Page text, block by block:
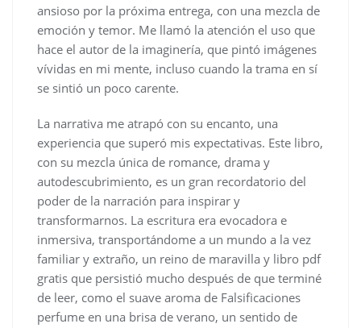
ansioso por la próxima entrega, con una mezcla de
emoción y temor. Me llamó la atención el uso que
hace el autor de la imaginería, que pintó imágenes
vívidas en mi mente, incluso cuando la trama en sí
se sintió un poco carente.
La narrativa me atrapó con su encanto, una
experiencia que superó mis expectativas. Este libro,
con su mezcla única de romance, drama y
autodescubrimiento, es un gran recordatorio del
poder de la narración para inspirar y
transformarnos. La escritura era evocadora e
inmersiva, transportándome a un mundo a la vez
familiar y extraño, un reino de maravilla y libro pdf
gratis que persistió mucho después de que terminé
de leer, como el suave aroma de Falsificaciones
perfume en una brisa de verano, un sentido de